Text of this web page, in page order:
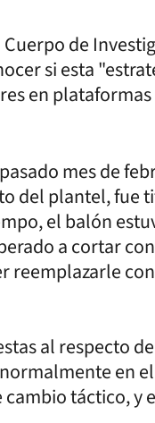
de
si esta
en
mes de
del plantel, fue
el balón
a cortar
reemplazarle
al respecto
en
táctico, y